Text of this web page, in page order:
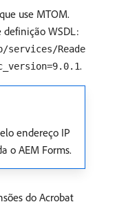
use MTOM.
definição WSDL:
Reade
.
endereço IP
o AEM Forms.
do Acrobat